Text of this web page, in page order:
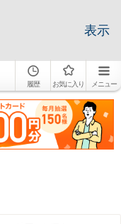
表示
履歴 お気に入り メニュー